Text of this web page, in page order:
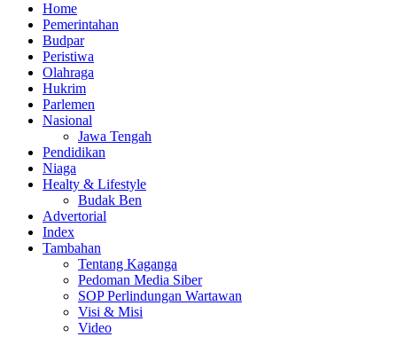
Home
Pemerintahan
Budpar
Peristiwa
Olahraga
Hukrim
Parlemen
Nasional
Jawa Tengah
Pendidikan
Niaga
Healty & Lifestyle
Budak Ben
Advertorial
Index
Tambahan
Tentang Kaganga
Pedoman Media Siber
SOP Perlindungan Wartawan
Visi & Misi
Video